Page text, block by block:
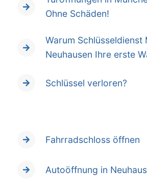
Ohne Schäden!
Warum Schlüsseldienst
Neuhausen Ihre erste
Schlüssel verloren?
Fahrradschloss öffnen
Autoöffnung in